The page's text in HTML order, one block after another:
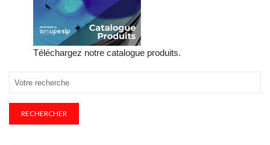
Téléchargez notre catalogue produits.
RECHERCHER